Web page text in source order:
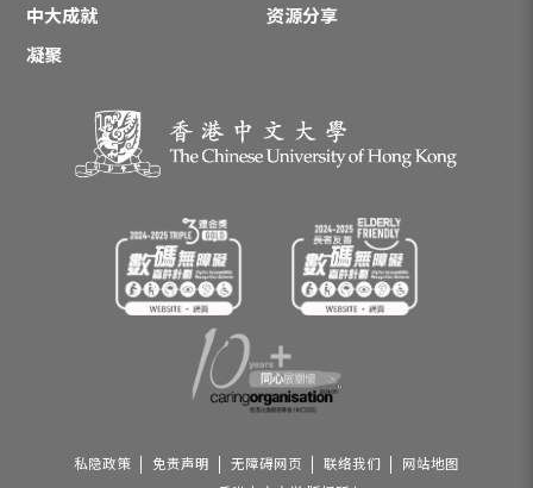
中大成就
资源分享
凝聚
私隐政策 免责声明 无障碍网页 联络我们
网站地图